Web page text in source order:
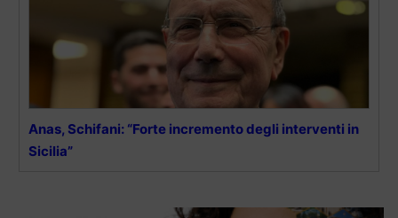
Anas, Schifani: “Forte incremento degli interventi in
Sicilia”